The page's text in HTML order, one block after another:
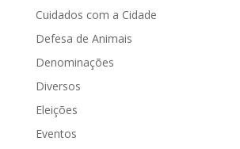
Cuidados com a Cidade
Defesa de Animais
Denominações
Diversos
Eleições
Eventos